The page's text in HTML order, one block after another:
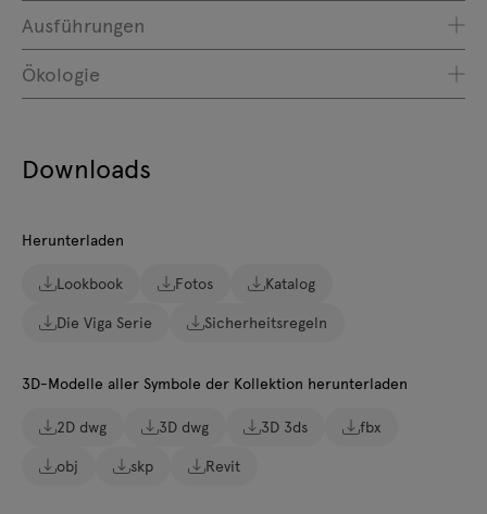
Ausführungen
Ökologie
Downloads
Herunterladen
Lookbook Fotos
Katalog
Die Viga Serie
Sicherheitsregeln
3D-Modelle aller Symbole der Kollektion herunterladen
2D dwg 3D dwg 3D 3ds
fbx
obj
skp Revit